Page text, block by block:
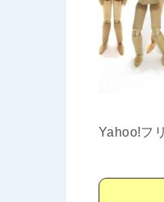
Yahoo!フ